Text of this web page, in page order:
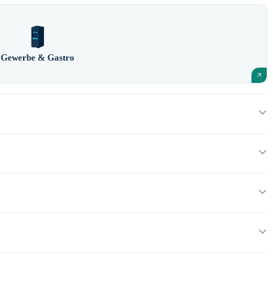
Gewerbe & Gastro